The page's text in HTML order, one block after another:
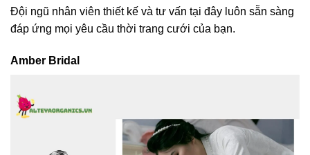
Đội ngũ nhân viên thiết kế và tư vấn tại đây luôn sẵn sàng
đáp ứng mọi yêu cầu thời trang cưới của bạn.
Amber Bridal